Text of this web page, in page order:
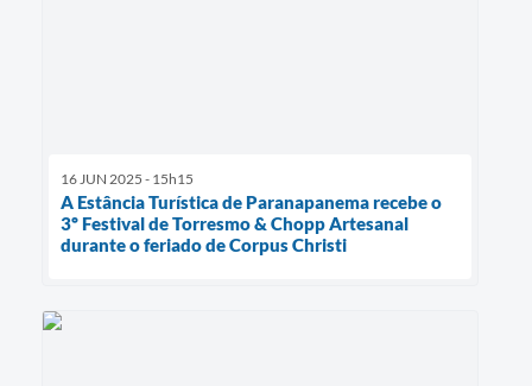
16 JUN 2025 - 15h15
A Estância Turística de Paranapanema recebe o
3º Festival de Torresmo & Chopp Artesanal
durante o feriado de Corpus Christi